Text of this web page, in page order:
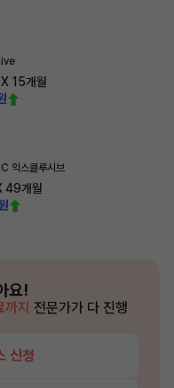
15개월
익스클루시브
49개월
요!
지 전문가가 다 진행
신청